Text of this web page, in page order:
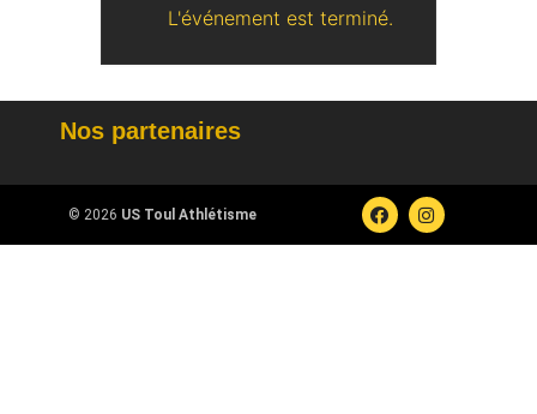
L'événement est terminé.
Nos partenaires
© 2026 US Toul Athlétisme